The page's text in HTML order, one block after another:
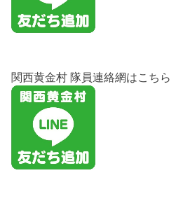
関西黄金村 隊員連絡網はこちら